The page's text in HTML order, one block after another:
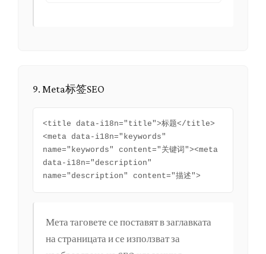
9. Meta标签SEO
<title data-i18n="title">标题</title>
<meta data-i18n="keywords"
name="keywords" content="关键词"><meta
data-i18n="description"
name="description" content="描述">
Мета таговете се поставят в заглавката
на страницата и се използват за